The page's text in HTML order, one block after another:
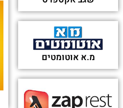
רשת ספאר מאיימת על
שהשיקה - ice (אייס)
פורסם בתאריך 16-05-2024
משקאות האלכוהול
MSN
פורסם בתאריך 09-05-2024